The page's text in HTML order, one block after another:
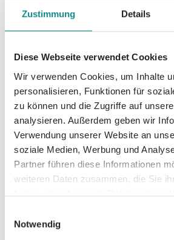
Zustimmung Details
Diese Webseite verwendet Cookies
Wir verwenden Cookies, um Inhalte
personalisieren, Funktionen für
zu können und die Zugriffe auf
analysieren. Außerdem geben wir
Verwendung unserer Website an
soziale Medien, Werbung und
Partner führen diese Informationen
weiteren Daten zusammen, die Sie
haben oder die sie im Rahmen Ihrer
Notwendig
SPIEGEL
Vanessa-Sophie